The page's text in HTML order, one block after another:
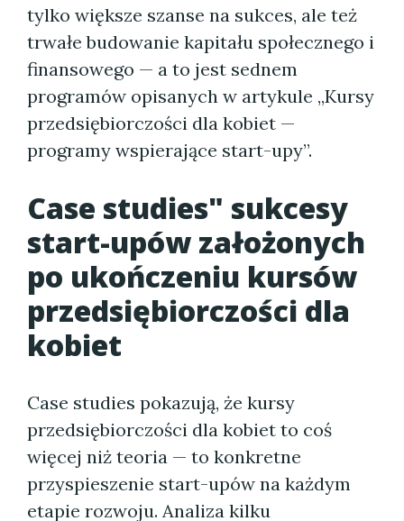
tylko większe szanse na sukces, ale też
trwałe budowanie kapitału społecznego i
finansowego — a to jest sednem
programów opisanych w artykule „Kursy
przedsiębiorczości dla kobiet —
programy wspierające start-upy”.
Case studies" sukcesy
start-upów założonych
po ukończeniu kursów
przedsiębiorczości dla
kobiet
Case studies pokazują, że kursy
przedsiębiorczości dla kobiet to coś
więcej niż teoria — to konkretne
przyspieszenie start-upów na każdym
etapie rozwoju. Analiza kilku